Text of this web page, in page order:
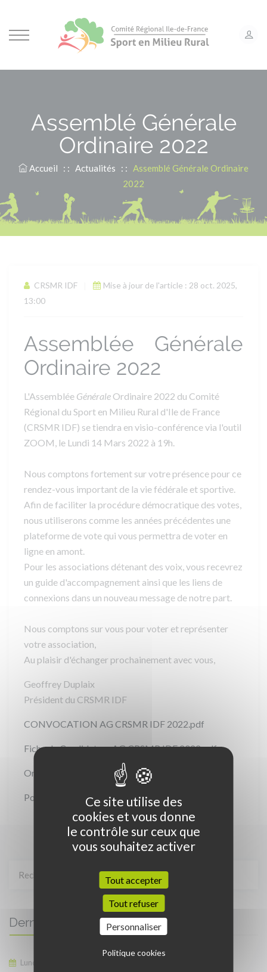
Assemblé Générale
Ordinaire 2022
Accueil : : Actualités : : Assemblé Générale Ordinaire
2022
CRSMR IDF
Mise à jour de l'article : 28 oct. 2025,
13:00
Assemblée Générale
Ordinaire 2022
L'Assemblée Générale Ordinaire 2022 du Comité
Régional du Sport en Milieu Rural d'Ile de France
(CRSMR IDF) se tiendra en visio-conférencevia l'outil
ZOOM, le Lundi 14 Mars 2022 à 19h.
Nous comptons fortement sur votre présence pour ce
rendez-vous important de la vie fédérale et sportive.
Afin de faciliter la procédure démocratique des votes,
nous utiliserons comme les années précédentes une
plateforme de vote qui vous permettra de voter en
ligne en amont.
Pour les associations détenant des voix, vous recevrez
un guide d'accompagnement ainsi que les liens de
connexions dans un nouveau message de notre part.
Nous comptons sur vous pour voter et représenter
votre association,
Au plaisir d'échanger prochainement avec vous,
Geoffrey Duplaix
Président du CRSMR IDF
CONVOCATION AG CRSMR IDF 2022.pdf
Fiche de Candidature AG CRSMR IDF 2022.pdf
Ordre du Jour AG CRSMR IDF 2022.pdf
Pouvoir AG CRSMR IDF 2022.pdf
Dernières actualités
Lundi 13 Avril 2026
Ce site utilise des
cookies et vous donne
le contrôle sur ceux que
vous souhaitez activer
Tout accepter
Tout refuser
Personnaliser
Politique cookies